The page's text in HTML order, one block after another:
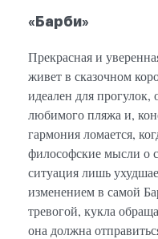
«Барби»
Прекрасная и
живет в сказочном
идеален для
любимого пляжа и,
гармония ломается,
философские мысли о
ситуация лишь
изменением в самой
тревогой, кукла
она должна